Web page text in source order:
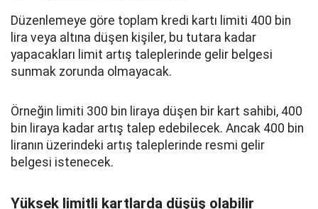
Düzenlemeye göre toplam kredi kartı limiti 400 bin
lira veya altına düşen kişiler, bu tutara kadar
yapacakları limit artış taleplerinde gelir belgesi
sunmak zorunda olmayacak.
Örneğin limiti 300 bin liraya düşen bir kart sahibi, 400
bin liraya kadar artış talep edebilecek. Ancak 400 bin
liranın üzerindeki artış taleplerinde resmi gelir
belgesi istenecek.
Yüksek limitli kartlarda düşüş olabilir